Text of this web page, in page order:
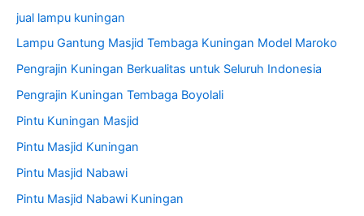
jual lampu kuningan
Lampu Gantung Masjid Tembaga Kuningan Model Maroko
Pengrajin Kuningan Berkualitas untuk Seluruh Indonesia
Pengrajin Kuningan Tembaga Boyolali
Pintu Kuningan Masjid
Pintu Masjid Kuningan
Pintu Masjid Nabawi
Pintu Masjid Nabawi Kuningan